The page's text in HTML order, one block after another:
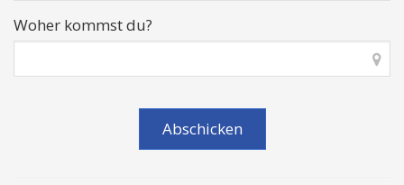
Woher kommst du?